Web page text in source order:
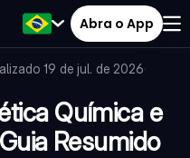
Abra o App
19 de jul. de 2026·
Química e
Resumido